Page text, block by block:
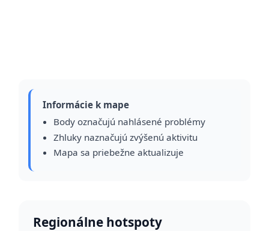
Informácie k mape
Body označujú nahlásené problémy
Zhluky naznačujú zvýšenú aktivitu
Mapa sa priebežne aktualizuje
Regionálne hotspoty